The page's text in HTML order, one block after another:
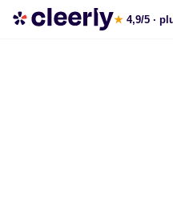
La gestion de patrimoine avec
★ 4,9/5 ·